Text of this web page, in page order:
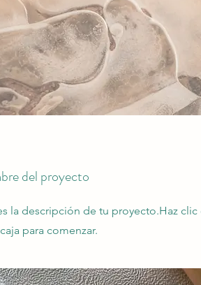
del proyecto
la descripción de tu proyecto.Haz
para comenzar.